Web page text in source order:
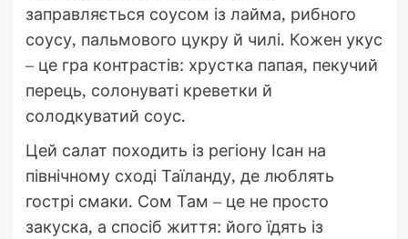
заправляється соусом із лайма, рибного
соусу, пальмового цукру й чилі. Кожен укус
– це гра контрастів: хрустка папая, пекучий
перець, солонуваті креветки й
солодкуватий соус.
Цей салат походить із регіону Ісан на
північному сході Таїланду, де люблять
гострі смаки. Сом Там – це не просто
закуска, а спосіб життя: його їдять із